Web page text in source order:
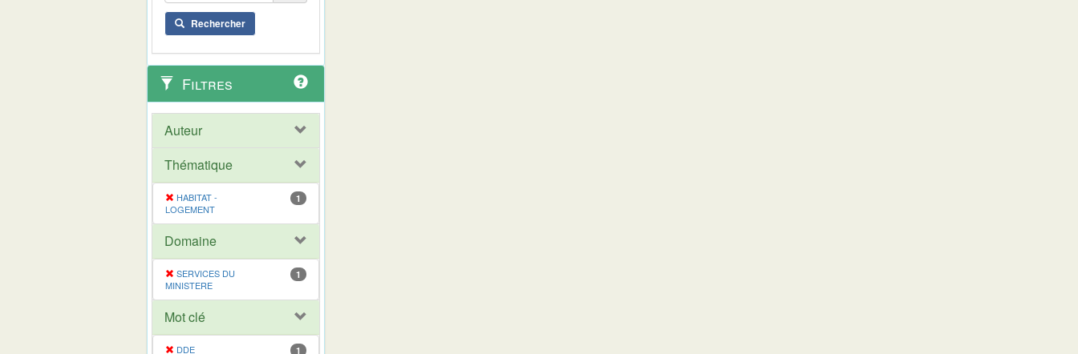
Rechercher
Filtres
Auteur
Thématique
HABITAT -
LOGEMENT
1
Domaine
SERVICES DU
MINISTERE
1
Mot clé
DDE 1